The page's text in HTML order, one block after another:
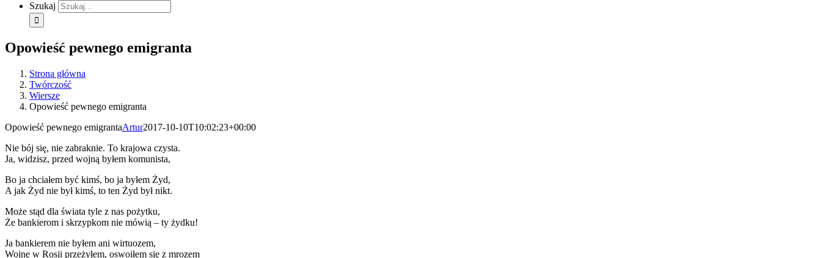
Szukaj
Opowieść pewnego emigranta
Strona główna
Twórczość
Wiersze
Opowieść pewnego emigranta
Opowieść pewnego emigrantaArtur2017-10-10T10:02:23+00:00
Nie bój się, nie zabraknie. To krajowa czysta.
Ja, widzisz, przed wojną byłem komunista,
Bo ja chciałem być kimś, bo ja byłem Żyd,
A jak Żyd nie był kimś, to ten Żyd był nikt.
Może stąd dla świata tyle z nas pożytku,
Że bankierom i skrzypkom nie mówią – ty żydku!
Ja bankierem nie byłem ani wirtuozem,
Wojnę w Rosji przeżyłem, oswoiłem się z mrozem